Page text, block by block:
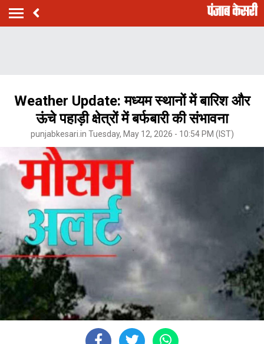
Weather Update: मध्यम स्थानों में बारिश और
ऊंचे पहाड़ी क्षेत्रों में बर्फबारी की संभावना
punjabkesari.in Tuesday, May 12, 2026 - 10:54 PM (IST)